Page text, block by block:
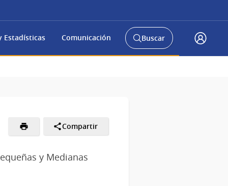
Estadísticas Comunicación
Abrir
buscador
Buscar
Acceso
Compartir
y Medianas